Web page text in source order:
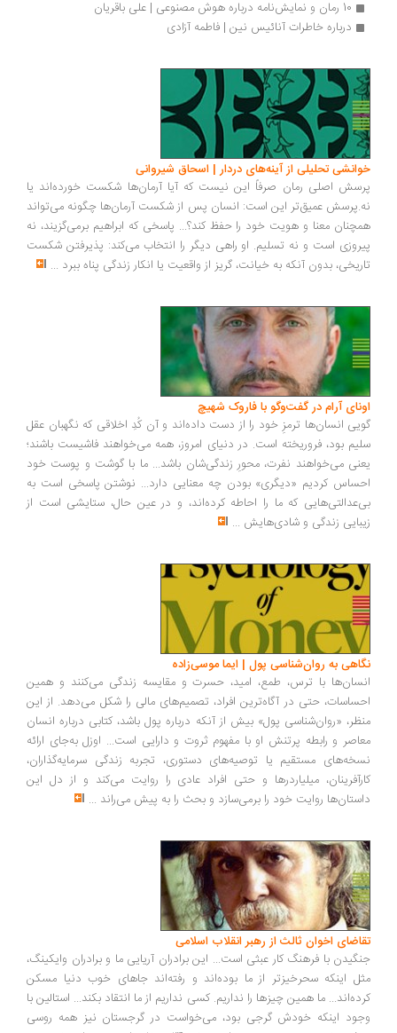
درباره خاطرات آنائیس نین | فاطمه آزادی
تحلیلی از آینه‌های دردار | اسحاق شیروانی
اصلی رمان صرفاً این نیست که آیا آرمان‌ها شکست خورده‌اند یا
عمیق‌تر این است: انسان پس از شکست آرمان‌ها چگونه می‌تواند
معنا و هویت خود را حفظ کند؟... پاسخی که ابراهیم برمی‌گزیند، نه
است و نه تسلیم. او راهی دیگر را انتخاب می‌کند: پذیرفتن شکست
بدون آنکه به خیانت، گریز از واقعیت یا انکار زندگی پناه ببرد...
آرام در گفت‌وگو با فاروک شهیچ‭
انسان‌ها ترمزِ خود را از دست داده‌اند و آن کُدِ اخلاقی که نگهبان عقل
بود، فروریخته است. در دنیای امروز، همه می‌خواهند فاشیست باشند؛
می‌خواهند نفرت، محورِ زندگی‌شان باشد... ما با گوشت و پوست خود
کردیم «دیگری» بودن چه معنایی دارد... نوشتن پاسخی است به
که ما را احاطه کرده‌اند، و در عین حال، ستایشی است از
زندگی و شادی‌هایش...
به روان‌شناسی پول | ایما موسی‌زاده
با ترس، طمع، امید، حسرت و مقایسه زندگی می‌کنند و همین
حتی در آگاه‌ترین افراد، تصمیم‌های مالی را شکل می‌دهد. از این
«روان‌شناسی پول» بیش از آنکه درباره پول باشد، کتابی درباره انسان
و رابطه پرتنش او با مفهوم ثروت و دارایی است... اوزل به‌جای ارائه
مستقیم یا توصیه‌های دستوری، تجربه زندگی سرمایه‌گذاران،
میلیاردرها و حتی افراد عادی را روایت می‌کند و از دل این
روایت خود را برمی‌سازد و بحث را به پیش می‌راند...
اخوان ثالث از رهبر انقلاب اسلامی
با فرهنگ کار عبثی است... این برادران آریایی ما و برادران وایکینگ،
اینکه سحرخیزتر از ما بوده‌اند و رفته‌اند جاهای خوب دنیا مسکن
ما همین چیزها را نداریم. کسی نداریم از ما انتقاد بکند... استالین با
اینکه خودش گرجی بود، می‌خواست در گرجستان نیز همه روسی